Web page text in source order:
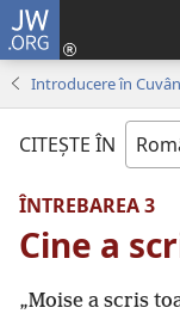
JW.ORG
Introducere în
CITEŞTE ÎN
ÎNTREBAREA 3
Cine a
„Moise a scris